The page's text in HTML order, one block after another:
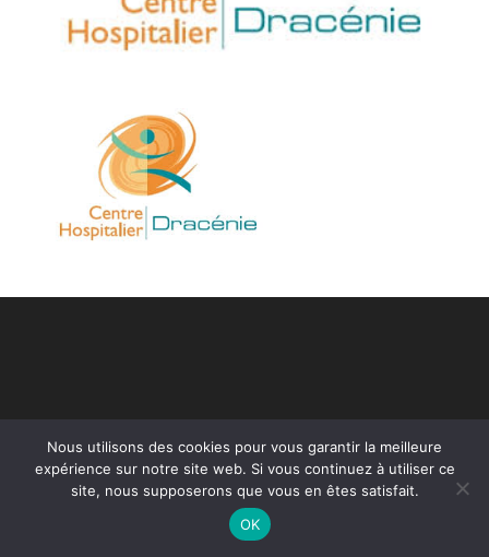
Nous utilisons des cookies pour vous garantir la meilleure
expérience sur notre site web. Si vous continuez à utiliser ce
site, nous supposerons que vous en êtes satisfait.
OK